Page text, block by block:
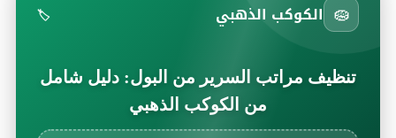
🧽 الكوكب الذهبي 🏷️
تنظيف مراتب السرير من البول: دليل شامل
من الكوكب الذهبي